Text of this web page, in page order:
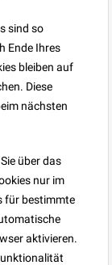
sind so
Ende Ihres
bleiben auf
Diese
nächsten
über das
nur im
für bestimmte
aktivieren.